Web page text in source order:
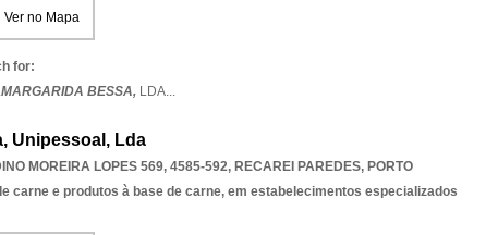
Ver no Mapa
for:
MARGARIDA BESSA, LDA...
Unipessoal, Lda
MOREIRA LOPES 569, 4585-592, RECAREI PAREDES, PORTO
carne e produtos à base de carne, em estabelecimentos especializados